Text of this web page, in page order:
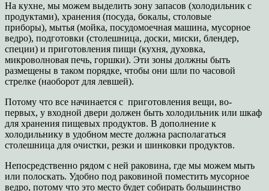
На кухне, мы можем выделить зону запасов (холодильник с
продуктами), хранения (посуда, бокалы, столовые
приборы), мытья (мойка, посудомоечная машина, мусорное
ведро), подготовки (столешница, доски, миски, блендер,
специи) и приготовления пищи (кухня, духовка,
микроволновая печь, горшки). Эти зоны должны быть
размещены в таком порядке, чтобы они шли по часовой
стрелке (наоборот для левшей).
Потому что все начинается с приготовления вещи, во-
первых, у входной двери должен быть холодильник или шкаф
для хранения пищевых продуктов. В дополнение к
холодильнику в удобном месте должна располагаться
столешница для очистки, резки и шинковки продуктов.
Непосредственно рядом с ней раковина, где мы можем мыть
или полоскать. Удобно под раковиной поместить мусорное
ведро, потому что это место будет собирать большинство